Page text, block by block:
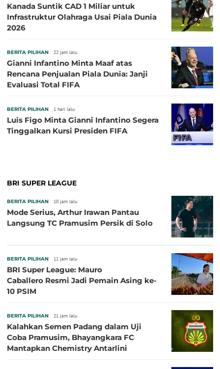
Kanada Suntik CAD 1 Miliar untuk
Infrastruktur Olahraga Usai Piala Dunia
2026
BERITA PILIHAN 22 jam lalu
Gianni Infantino Minta Maaf atas
Rencana Penjualan Piala Dunia: Janji
Evaluasi Total FIFA
BERITA PILIHAN 1 hari lalu
Luis Figo Minta Gianni Infantino Segera
Tinggalkan Kursi Presiden FIFA
BRI SUPER LEAGUE
BERITA PILIHAN 10 jam lalu
Mode Serius, Arthur Irawan Pantau
Langsung TC Pramusim Persik di Solo
BERITA PILIHAN 11 jam lalu
BRI Super League: Mauro
Caballero Resmi Jadi Pemain Asing ke-
10 PSIM
BERITA PILIHAN 21 jam lalu
Kalahkan Semen Padang dalam Uji
Coba Pramusim, Bhayangkara FC
Mantapkan Chemistry Antarlini